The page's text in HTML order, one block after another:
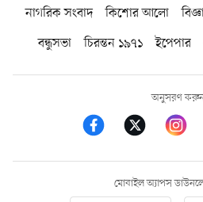
নাগরিক সংবাদ কিশোর আলো
বন্ধুসভা
চিরন্তন ১৯৭১ ইপেপার
অনুসরণ
মোবাইল অ্যাপস